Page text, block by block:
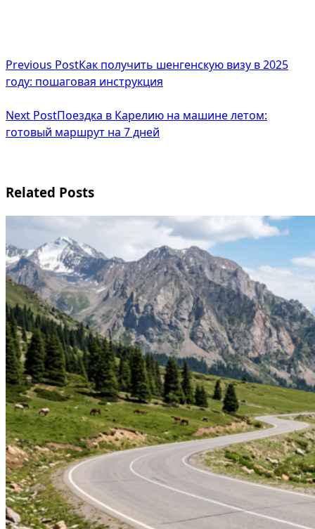
class="nav-
screen-
Previous PostКак получить шенгенскую визу в 2025
году: пошаговая инструкция
Next PostПоездка в Карелию на машине летом:
готовый маршрут на 7 дней
Related Posts